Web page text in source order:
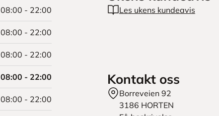
08:00 - 22:00
08:00 - 22:00
08:00 - 22:00
08:00 - 22:00
08:00 - 22:00
Les ukens kundeavis
Kontakt oss
Borreveien 92
3186 HORTEN